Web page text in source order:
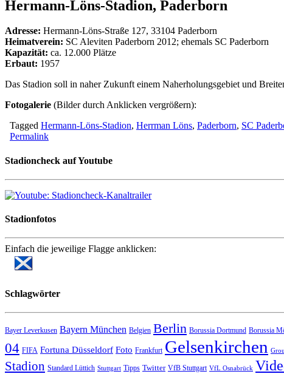
Hermann-Löns-Stadion, Paderborn
Adresse: Hermann-Löns-Straße 127, 33104 Paderborn
Heimatverein: SC Aleviten Paderborn 2012; ehemals SC Paderborn
Kapazität: ca. 12.000 Plätze
Erbaut: 1957
Das Stadion soll in naher Zukunft einem Naherholungsgebiet und
Fotogalerie (Bilder durch Anklicken vergrößern):
Tagged Hermann-Löns-Stadion, Herrman Löns, Paderborn, SC
Permalink
Stadioncheck auf Youtube
Stadionfotos
Einfach die jeweilige Flagge anklicken:
Schlagwörter
Bayer Leverkusen Bayern München Belgien Berlin Borussia Dortmund Borussia
04 FIFA Fortuna Düsseldorf Foto Frankfurt Gelsenkirchen
Stadion Standard Lüttich Stuttgart Tipps Twitter VfB Stuttgart VfL Osnabrück